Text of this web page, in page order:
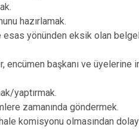
hazırlamak.
yönünden eksik olan
başkanı ve üyelerine
yaptırmak.
zamanında göndermek.
komisyonu olmasından